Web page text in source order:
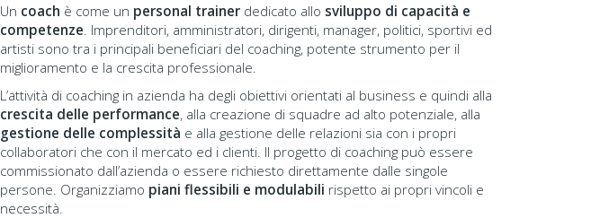
Un coach è come un personal trainer dedicato allo sviluppo di capacità e
competenze . Imprenditori, amministratori, dirigenti, manager, politici, sportivi ed
artisti sono tra i principali beneficiari del coaching, potente strumento per il
miglioramento e la crescita professionale.
L’attività di coaching in azienda ha degli obiettivi orientati al business e quindi alla
crescita delle performance, alla creazione di squadre ad alto potenziale, alla
gestione delle complessità e alla gestione delle relazioni sia con i propri
collaboratori che con il mercato ed i clienti. Il progetto di coaching può essere
commissionato dall’azienda o essere richiesto direttamente dalle singole
persone. Organizziamo piani flessibili e modulabili rispetto ai propri vincoli e
necessità.